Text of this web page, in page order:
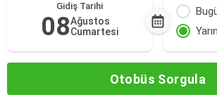
Gidiş Tarihi
08Ağustos
Cumartesi
Yarın
Otobüs Sorgula